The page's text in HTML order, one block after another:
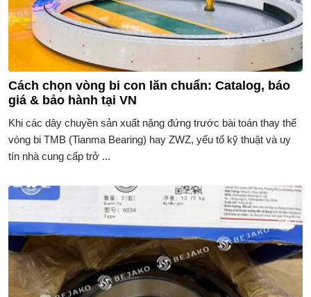
Cách chọn vòng bi con lăn chuẩn: Catalog, báo
giá & bảo hành tại VN
Khi các dây chuyền sản xuất nặng đứng trước bài toán thay thế
vòng bi TMB (Tianma Bearing) hay ZWZ, yếu tố kỹ thuật và uy
tín nhà cung cấp trở ...